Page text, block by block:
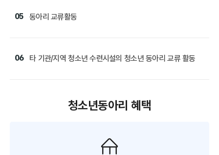
05 동아리 교류활동
06 타 기관/지역 청소년 수련시설의 청소년 동아리 교류 활동
청소년동아리 혜택